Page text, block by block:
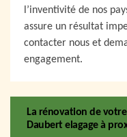
l’inventivité de nos
assure un résultat
contacter nous et
engagement.
La rénovation de
Daubert elagage à